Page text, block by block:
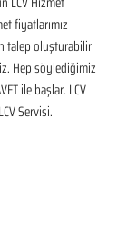
fiyatlarımız
talep oluşturabilir
Hep söylediğimiz
ile başlar. LCV
Servisi.